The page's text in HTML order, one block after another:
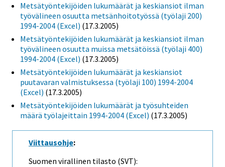
Metsätyöntekijöiden lukumäärät ja keskiansiot ilman
työvälineen osuutta metsänhoitotyössä (työlaji 200)
1994-2004 (Excel) (17.3.2005)
Metsätyöntekijöiden lukumäärät ja keskiansiot ilman
työvälineen osuutta muissa metsätöissä (työlaji 400)
1994-2004 (Excel) (17.3.2005)
Metsätyöntekijöiden lukumäärät ja keskiansiot
puutavaran valmistuksessa (työlaji 100) 1994-2004
(Excel) (17.3.2005)
Metsätyöntekijöiden lukumäärät ja työsuhteiden
määrä työlajeittain 1994-2004 (Excel) (17.3.2005)
Viittausohje:
Suomen virallinen tilasto (SVT):